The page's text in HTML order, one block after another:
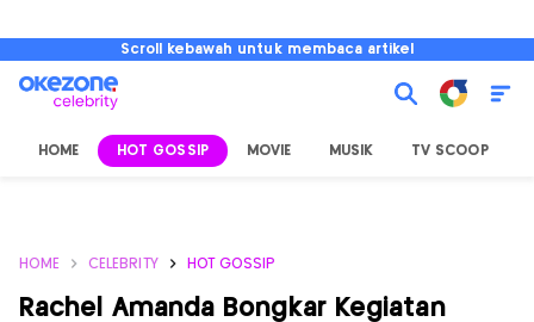
Scroll kebawah untuk membaca artikel
HOME HOT GOSSIP MOVIE MUSIK TV SCOOP
HOME CELEBRITY HOT GOSSIP
Rachel Amanda Bongkar Kegiatan